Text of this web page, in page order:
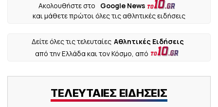
Ακολουθήστε στο
Google News
και μάθετε πρώτοι όλες τις αθλητικές ειδήσεις
Δείτε όλες τις τελευταίες Αθλητικές Ειδήσεις
από την Ελλάδα και τον Κόσμο, από
ΤΕΛΕΥΤΑΙΕΣ ΕΙΔΗΣΕΙΣ